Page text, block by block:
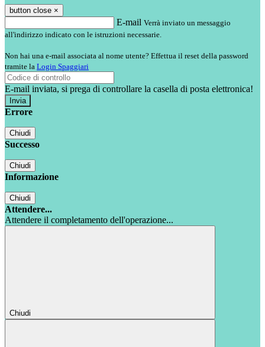
button close ×
E-mail Verrà inviato un messaggio
all'indirizzo indicato con le istruzioni necessarie.
Non hai una e-mail associata al nome utente? Effettua il reset della password
tramite la Login Spaggiari
E-mail inviata, si prega di controllare la casella di posta elettronica!
Errore
Chiudi
Successo
Chiudi
Informazione
Chiudi
Attendere...
Attendere il completamento dell'operazione...
Chiudi